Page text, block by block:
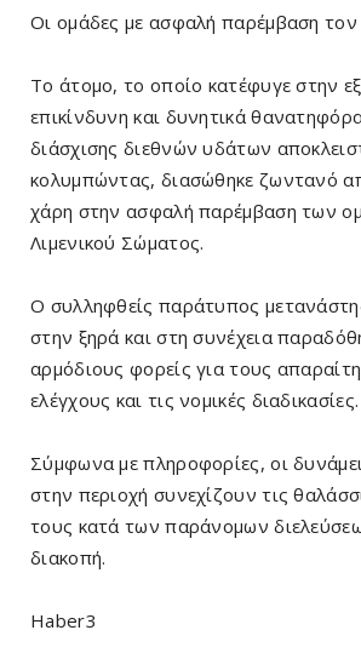
Οι ομάδες με ασφαλή παρέμβαση
Το άτομο, το οποίο κατέφυγε στην
επικίνδυνη και δυνητικά
διάσχισης διεθνών υδάτων
κολυμπώντας, διασώθηκε ζωντανό
χάρη στην ασφαλή παρέμβαση των
Λιμενικού Σώματος.
Ο συλληφθείς παράτυπος
στην ξηρά και στη συνέχεια
αρμόδιους φορείς για τους
ελέγχους και τις νομικές διαδικασίες.
Σύμφωνα με πληροφορίες, οι
στην περιοχή συνεχίζουν τις
τους κατά των παράνομων
διακοπή.
Haber3